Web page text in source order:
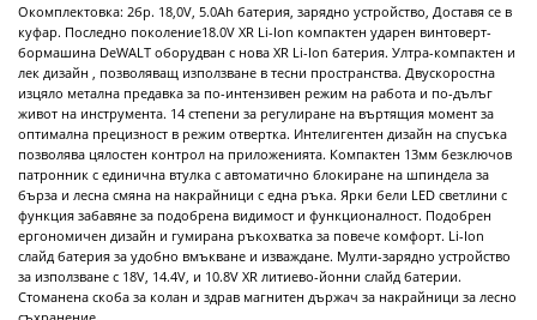
Окомплектовка: 2бр. 18,0V, 5.0Ah батерия, зарядно устройство, Доставя се в
куфар. Последно поколение18.0V XR Li-Ion компактен ударен винтоверт-
бормашина DeWALT оборудван с нова XR Li-Ion батерия. Ултра-компактен и
лек дизайн , позволяващ използване в тесни пространства. Двускоростна
изцяло метална предавка за по-интензивен режим на работа и по-дълъг
живот на инструмента. 14 степени за регулиране на въртящия момент за
оптимална прецизност в режим отвертка. Интелигентен дизайн на спусъка
позволява цялостен контрол на приложенията. Компактен 13мм безключов
патронник с единична втулка с автоматично блокиране на шпиндела за
бърза и лесна смяна на накрайници с една ръка. Ярки бели LED светлини с
функция забавяне за подобрена видимост и функционалност. Подобрен
ергономичен дизайн и гумирана ръкохватка за повече комфорт. Li-Ion
слайд батерия за удобно вмъкване и изваждане. Мулти-зарядно устройство
за използване с 18V, 14.4V, и 10.8V XR литиево-йонни слайд батерии.
Стоманена скоба за колан и здрав магнитен държач за накрайници за лесно